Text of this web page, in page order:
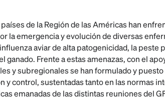
de la Región de las Américas han
la emergencia y evolución de diversas
aviar de alta patogenicidad, la peste
ganado. Frente a estas amenazas, con el
y subregionales se han formulado y
y control, sustentadas tanto en las normas
emanadas de las distintas reuniones del